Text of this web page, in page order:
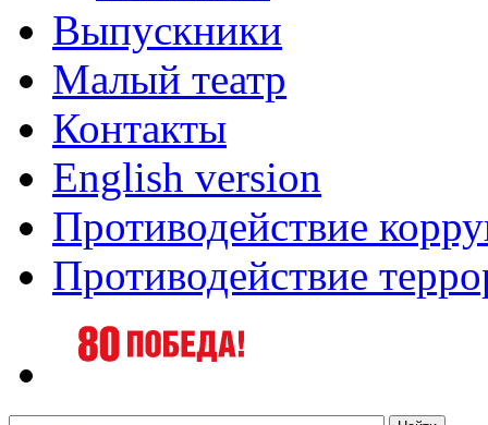
Выпускники
Малый театр
Контакты
English version
Противодействие
Противодействие